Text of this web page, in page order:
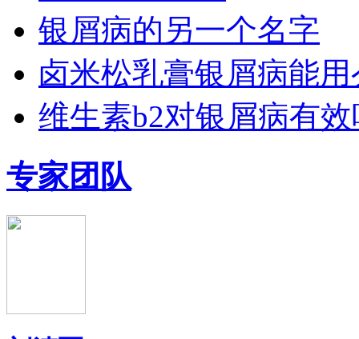
银屑病的另一个名字
卤米松乳膏银屑病能用
维生素b2对银屑病有效
专家团队